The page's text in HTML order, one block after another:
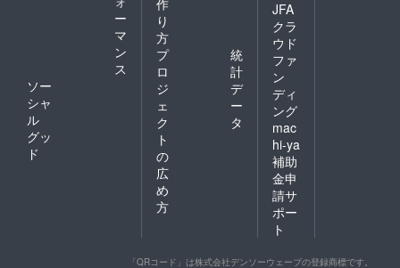
・カ
ラー展
ー
マ
ン
ス
ソー
シャ
ル
グッ
ド
り
方
プ
ロ
ジ
ェ
ク
ト
の
広
め
方
統
計
デ
ー
タ
JFA
クラ
ウド
ファ
ン
ディ
ング
mac
hi-ya
補助
金申
請サ
ポー
ト
「QRコード」は株式会社デンソーウェーブの登録商標です。